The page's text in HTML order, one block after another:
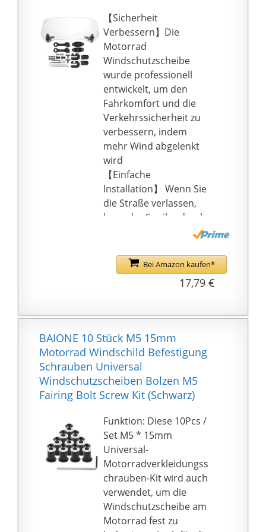
【Sicherheit
Verbessern】Die
Motorrad
Windschutzscheibe
wurde professionell
entwickelt, um den
Fahrkomfort und die
Verkehrssicherheit zu
verbessern, indem
mehr Wind abgelenkt
wird
【Einfache
Installation】 Wenn Sie
die Straße verlassen,
kann der Spoiler durch
sehr einfach entfernt
werden und der weiche
Gummiabstandhalter
oder Verletzungsgefahr
in den Bereich.Die
Hardware ist voll
einstellbar Winkel für
die einfache Installation
ohne Änderung.
Hochwertige
Materialien: Hergestellt
aus hochwertigen
Kunststoffen, nicht
leicht zu altern,
verschleißfest, leicht,
hochfest,
hochtemperaturbestän
dig und geringe
Bei Amazon kaufen*
17,79 €
BAIONE 10 Stück M5 15mm
Motorrad Windschild Befestigung
Schrauben Universal
Windschutzscheiben Bolzen M5
Fairing Bolt Screw Kit (Schwarz)
Funktion: Diese 10Pcs /
Set M5 * 15mm
Universal-
Motorradverkleidungss
chrauben-Kit wird auch
verwendet, um die
Windschutzscheibe am
Motorrad fest zu